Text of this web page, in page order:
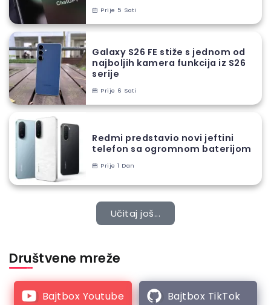
Prije 5 Sati
Galaxy S26 FE stiže s jednom od
najboljih kamera funkcija iz S26
serije
Prije 6 Sati
Redmi predstavio novi jeftini
telefon sa ogromnom baterijom
Prije 1 Dan
Učitaj još...
Društvene mreže
Bajtbox Youtube Bajtbox TikTok